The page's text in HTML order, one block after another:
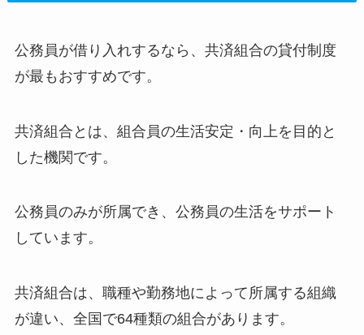
公務員が借り入れするなら、共済組合の貸付制度
が最もおすすめです。
共済組合とは、組合員の生活安定・向上を目的と
した機関です。
公務員のみが所属でき、公務員の生活をサポート
しています。
共済組合は、職種や勤務地によって所属する組織
が違い、全国で64種類の組合があります。